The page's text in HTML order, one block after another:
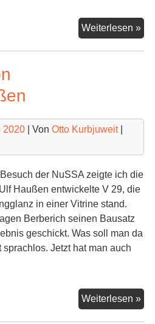
Weiterlesen »
2020| Von Otto Kurbjuweit|
der NuSSA zeigte ich die
Haußen entwickelte V 29, die
in einer Vitrine stand.
Berberich seinen Bausatz
geschickt. Was soll man da
Jetzt hat man auch
Weiterlesen »
V